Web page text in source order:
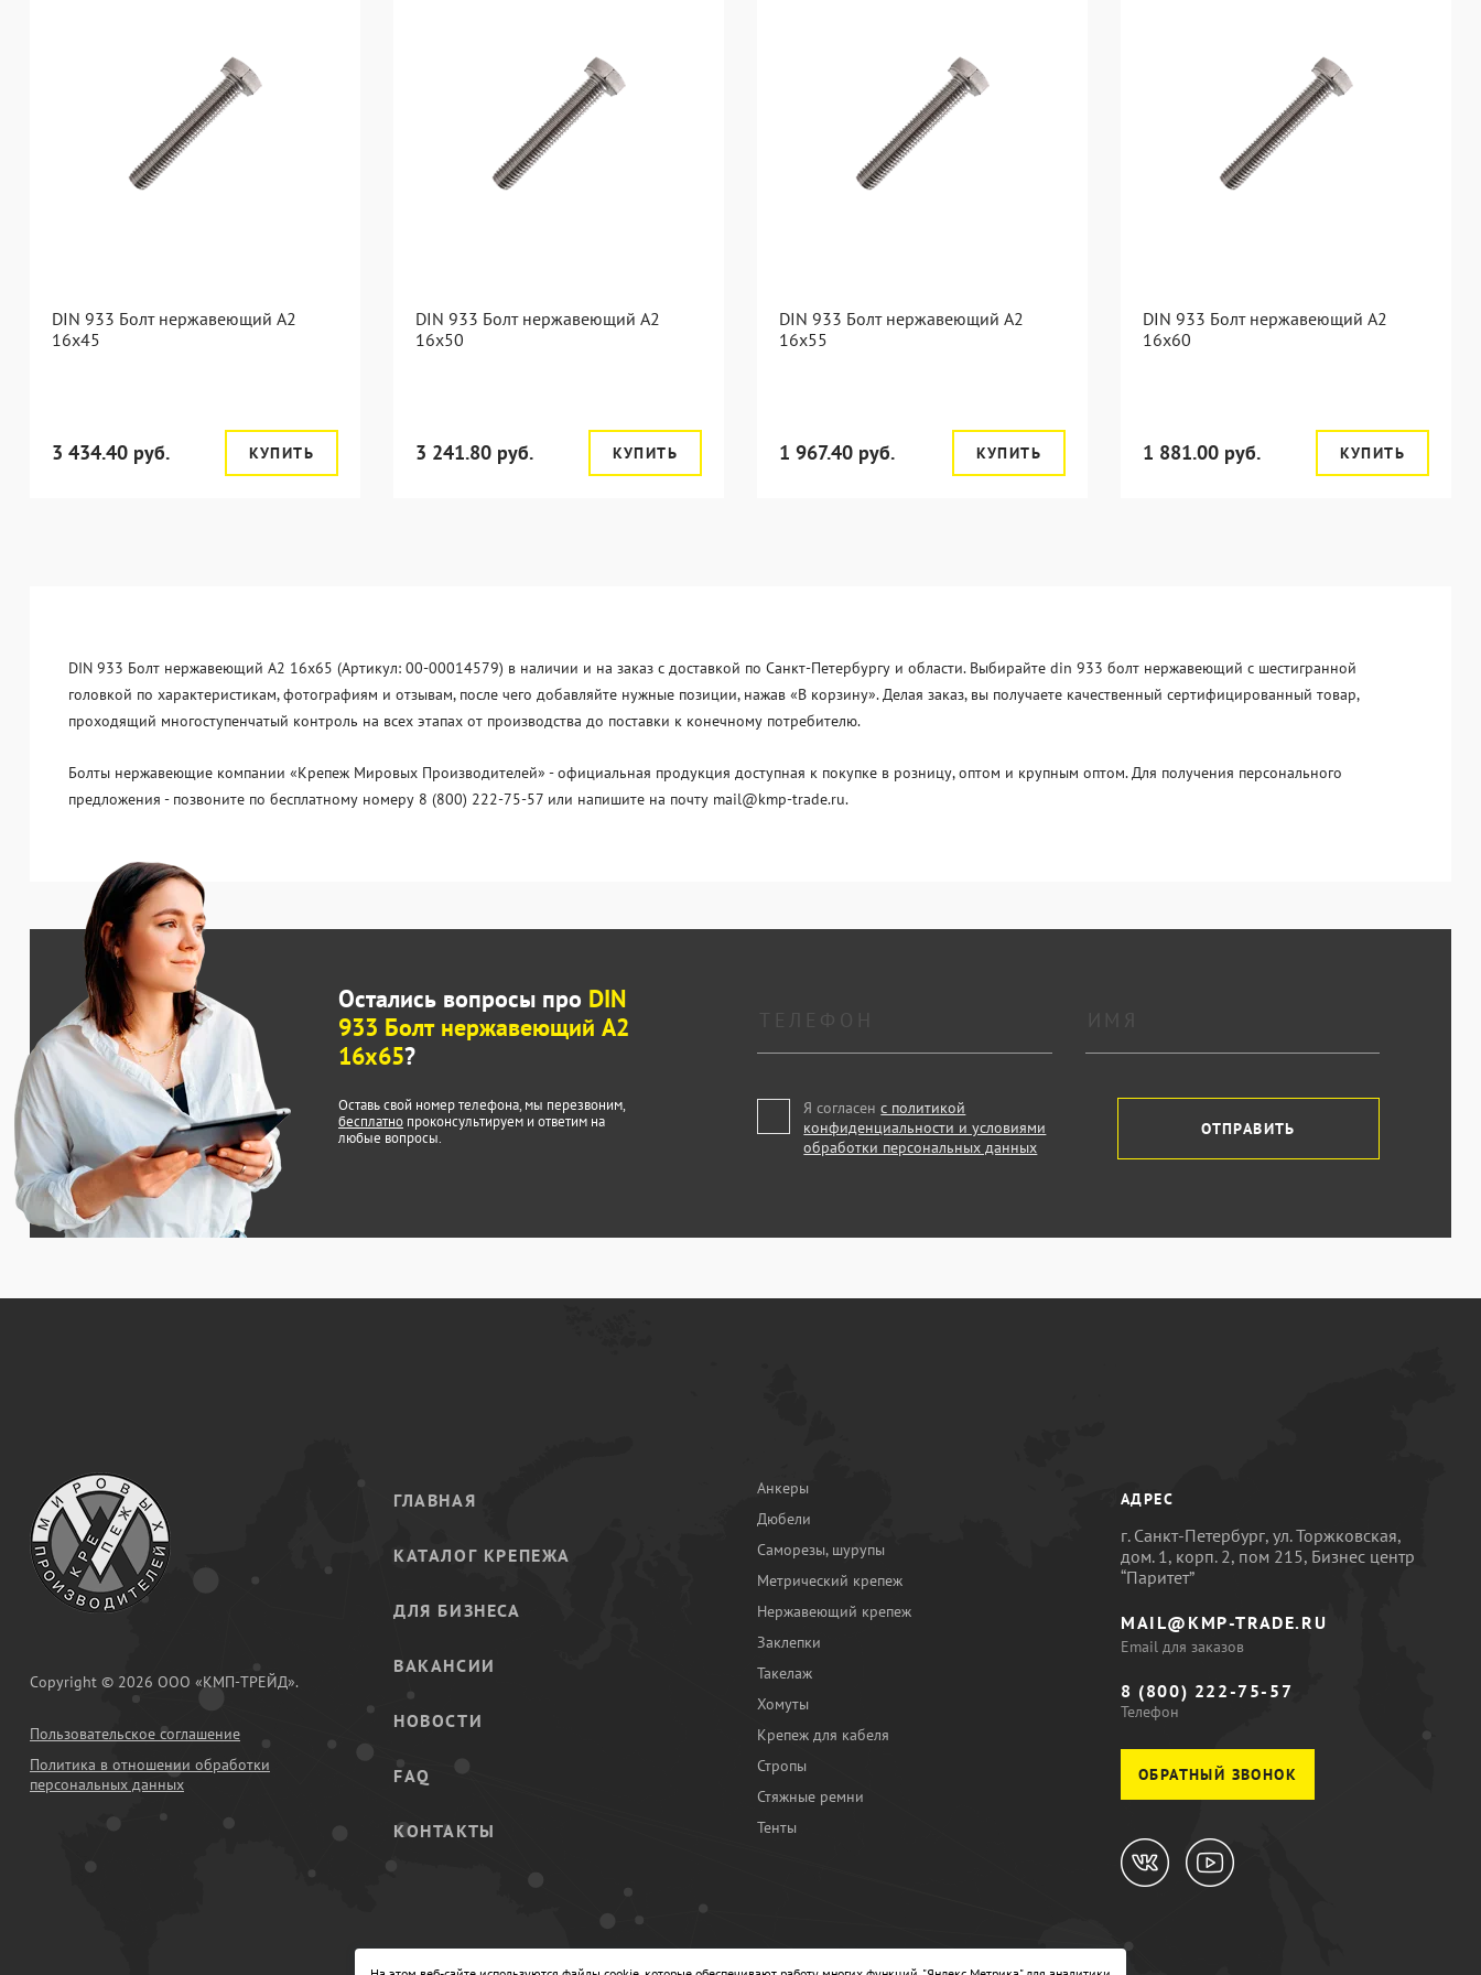
DIN 933 Болт нержавеющий А2
16х45
3 434.40 руб. КУПИТЬ
DIN 933 Болт нержавеющий А2
16х50
3 241.80 руб. КУПИТЬ
DIN 933 Болт нержавеющий А2
16х55
1 967.40 руб. КУПИТЬ
DIN 933 Болт нержавеющий А2
16х60
1 881.00 руб. КУПИТЬ
DIN 933 Болт нержавеющий А2 16х65 (Артикул: 00-00014579) в наличии и на заказ с доставкой по Санкт-Петербургу и области. Выбирайте din 933 болт нержавеющий с шестигранной
головкой по характеристикам, фотографиям и отзывам, после чего добавляйте нужные позиции, нажав «В корзину». Делая заказ, вы получаете качественный сертифицированный товар,
проходящий многоступенчатый контроль на всех этапах от производства до поставки к конечному потребителю.
Болты нержавеющие компании «Крепеж Мировых Производителей» - официальная продукция доступная к покупке в розницу, оптом и крупным оптом. Для получения персонального
предложения - позвоните по бесплатному номеру 8 (800) 222-75-57 или напишите на почту mail@kmp-trade.ru.
Остались вопросы про DIN
933 Болт нержавеющий А2
16х65?
Оставь свой номер телефона, мы перезвоним,
бесплатно проконсультируем и ответим на
любые вопросы.
Я согласенс политикой
конфиденциальности и условиями
обработки персональных данных
ОТПРАВИТЬ
Copyright © 2026 ООО «КМП-ТРЕЙД».
Пользовательское соглашение
Политика в отношении обработки
персональных данных
ГЛАВНАЯ
КАТАЛОГ КРЕПЕЖА
ДЛЯ БИЗНЕСА
ВАКАНСИИ
НОВОСТИ
FAQ
КОНТАКТЫ
Анкеры
Дюбели
Саморезы, шурупы
Метрический крепеж
Нержавеющий крепеж
Заклепки
Такелаж
Хомуты
Крепеж для кабеля
Стропы
Стяжные ремни
Тенты
АДРЕС
г. Санкт-Петербург, ул. Торжковская,
дом. 1, корп. 2, пом 215, Бизнес центр
“Паритет”
MAIL@KMP-TRADE.RU
Email для заказов
8 (800) 222-75-57
Телефон
ОБРАТНЫЙ ЗВОНОК